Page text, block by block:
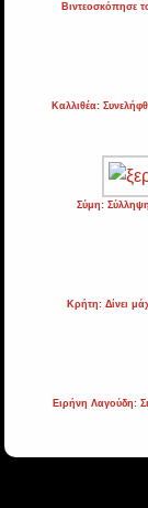
Βιντεοσκόπησε
Καλλιθέα:
Σύμη:
Κρήτη: Δίνει
Ειρήνη Λαγούδη: